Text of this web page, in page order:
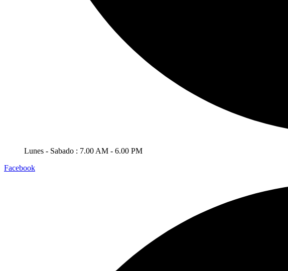
Lunes - Sabado : 7.00 AM - 6.00 PM
Facebook